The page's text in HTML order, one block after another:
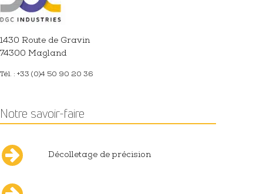
1430 Route de Gravin
74300 Magland
Tél. : +33 (0)4 50 90 20 36
Notre savoir-faire
Décolletage de précision